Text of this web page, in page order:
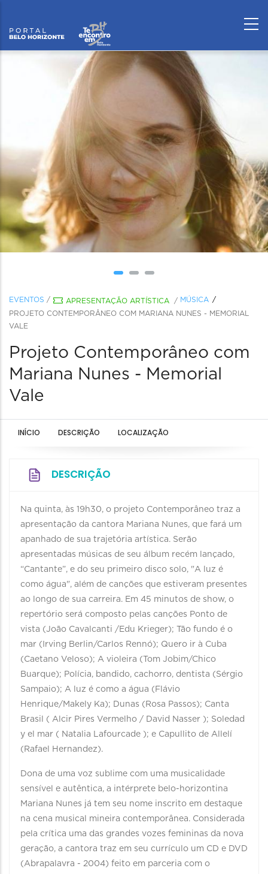
EVENTOS / APRESENTAÇÃO ARTÍSTICA / MÚSICA
PROJETO CONTEMPORÂNEO COM MARIANA NUNES - MEMORIAL
VALE
Projeto Contemporâneo com
Mariana Nunes - Memorial
Vale
INÍCIO DESCRIÇÃO LOCALIZAÇÃO
DESCRIÇÃO
Na quinta, às 19h30, o projeto Contemporâneo traz a
apresentação da cantora Mariana Nunes, que fará um
apanhado de sua trajetória artística. Serão
apresentadas músicas de seu álbum recém lançado,
“Cantante”, e do seu primeiro disco solo, "A luz é
como água", além de canções que estiveram presentes
ao longo de sua carreira. Em 45 minutos de show, o
repertório será composto pelas canções Ponto de
vista (João Cavalcanti /Edu Krieger); Tão fundo é o
mar (Irving Berlin/Carlos Rennó); Quero ir à Cuba
(Caetano Veloso); A violeira (Tom Jobim/Chico
Buarque); Polícia, bandido, cachorro, dentista (Sérgio
Sampaio); A luz é como a água (Flávio
Henrique/Makely Ka); Dunas (Rosa Passos); Canta
Brasil ( Alcir Pires Vermelho / David Nasser ); Soledad
y el mar ( Natalia Lafourcade ); e Capullito de Allelí
(Rafael Hernandez).
Dona de uma voz sublime com uma musicalidade
sensível e autêntica, a intérprete belo-horizontina
Mariana Nunes já tem seu nome inscrito em destaque
na cena musical mineira contemporânea. Considerada
pela crítica uma das grandes vozes femininas da nova
geração, a cantora traz em seu currículo um CD e DVD
(Abrapalavra - 2004) feito em parceria com o